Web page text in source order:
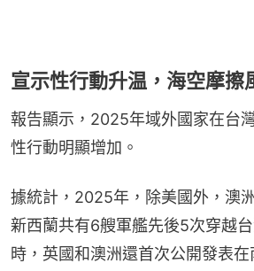
宣示性行動升温，海空摩擦
報告顯示，2025年域外國家在台
性行動明顯增加。
據統計，2025年，除美國外，澳
新西蘭共有6艘軍艦先後5次穿越
時，英國和澳洲還首次公開發表